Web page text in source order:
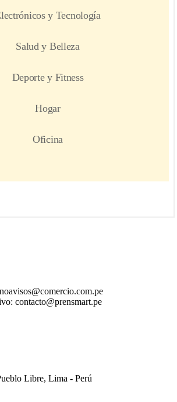
contacto@prensmart.pe
Libre, Lima - Perú